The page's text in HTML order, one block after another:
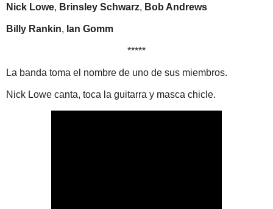
Nick Lowe, Brinsley Schwarz, Bob Andrews
Billy Rankin, Ian Gomm
*****
La banda toma el nombre de uno de sus miembros.
Nick Lowe canta, toca la guitarra y masca chicle.